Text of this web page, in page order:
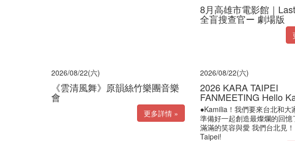
8月高雄市電影館｜
全盲搜查官ー 劇場版
2026/08/22(六)
《雲清風舞》原韻絲竹樂團音樂
會
更多詳情 »
2026/08/22(六)
2026 KARA TAIPEI
FANMEETING Hello
●Kamilia！我們要來台北和大
準備好一起創造最燦爛的回憶
滿滿的笑容與愛 我們台北見
Taipei!